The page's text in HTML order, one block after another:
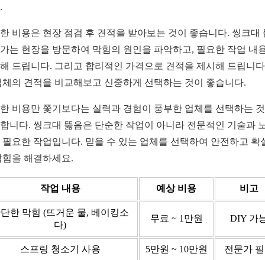
비용은 현장 점검 후 견적을 받아보는 것이 좋습니다. 씽크대
는 현장을 방문하여 막힘의 원인을 파악하고, 필요한 작업 내
드립니다. 그리고 합리적인 가격으로 견적을 제시해 드립니
체의 견적을 비교해보고 신중하게 선택하는 것이 좋습니다.
비용만 쫓기보다는 실력과 경험이 풍부한 업체를 선택하는
니다. 씽크대 뚫음은 단순한 작업이 아니라 전문적인 기술과
필요한 작업입니다. 믿을 수 있는 업체를 선택하여 안전하고 확
힘을 해결하세요.
작업 내용 예상 비용 비고
한 막힘 (뜨거운 물, 베이킹소
다)
무료 ~ 1만원 DIY 가
스프링 청소기 사용 5만원 ~ 10만원 전문가